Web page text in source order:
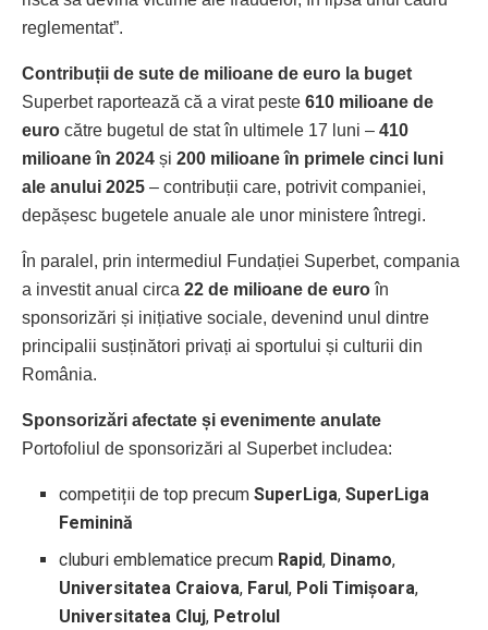
reglementat”.
Contribuții de sute de milioane de euro la buget
Superbet raportează că a virat peste 610 milioane de
euro către bugetul de stat în ultimele 17 luni – 410
milioane în 2024 și 200 milioane în primele cinci luni
ale anului 2025 – contribuții care, potrivit companiei,
depășesc bugetele anuale ale unor ministere întregi.
În paralel, prin intermediul Fundației Superbet, compania
a investit anual circa 22 de milioane de euroîn
sponsorizări și inițiative sociale, devenind unul dintre
principalii susținători privați ai sportului și culturii din
România.
Sponsorizări afectate și evenimente anulate
Portofoliul de sponsorizări al Superbet includea:
competiții de top precumSuperLiga,SuperLiga
Feminină
cluburi emblematice precum Rapid, Dinamo,
Universitatea Craiova, Farul, Poli Timișoara,
Universitatea Cluj, Petrolul